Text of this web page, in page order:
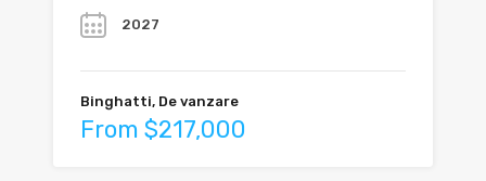
2027
Binghatti, De vanzare
From $217,000